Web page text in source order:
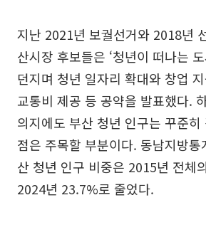
지난 2021년 보궐선거와 2018년
산시장 후보들은 ‘청년이 떠나는
던지며 청년 일자리 확대와 창업
교통비 제공 등 공약을 발표했다.
의지에도 부산 청년 인구는 꾸준
점은 주목할 부분이다. 동남지방
산 청년 인구 비중은 2015년 전체
2024년 23.7%로 줄었다.